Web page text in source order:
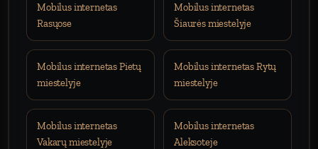
Mobilus internetas
Rasųose
Mobilus internetas
Šiaurės miestelyje
Mobilus internetas Pietų
miestelyje
Mobilus internetas Rytų
miestelyje
Mobilus internetas
Vakarų miestelyje
Mobilus internetas
Aleksoteje